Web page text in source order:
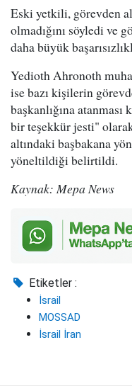
Eski yetkili, görevden
olmadığını söyledi ve
daha büyük
Yedioth Ahronoth
ise bazı kişilerin
başkanlığına atanması
bir teşekkür jesti"
altındaki başbakana
yöneltildiği belirtildi.
Kaynak: Mepa News
Etiketler :
İsrail
MOSSAD
İsrail İran